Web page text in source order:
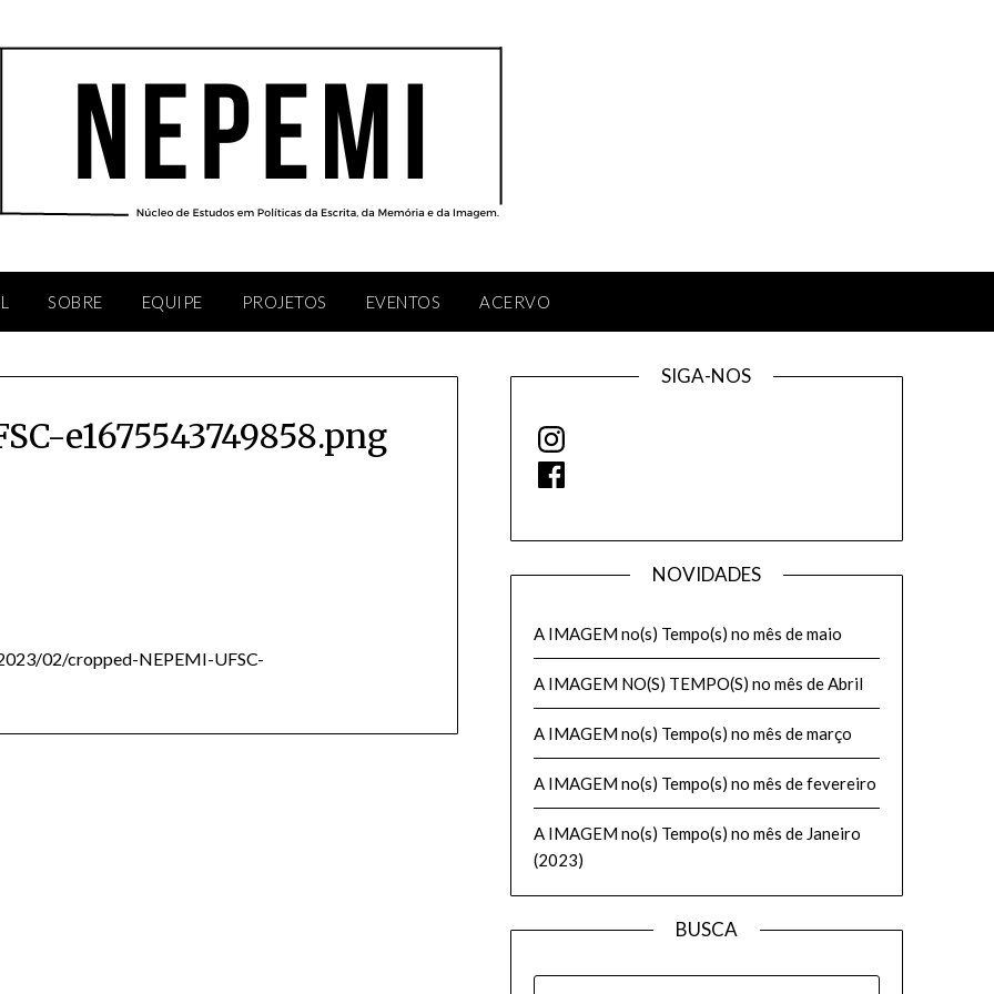
SOBRE EQUIPE PROJETOS EVENTOS ACERVO
e1675543749858.png
02/cropped-NEPEMI-UFSC-
SIGA-NOS
Instagram
Facebook
NOVIDADES
A IMAGEM no(s) Tempo(s) no mês de maio
A IMAGEM NO(S) TEMPO(S) no mês de Abril
A IMAGEM no(s) Tempo(s) no mês de março
A IMAGEM no(s) Tempo(s) no mês de fevereiro
A IMAGEM no(s) Tempo(s) no mês de Janeiro
(2023)
BUSCA